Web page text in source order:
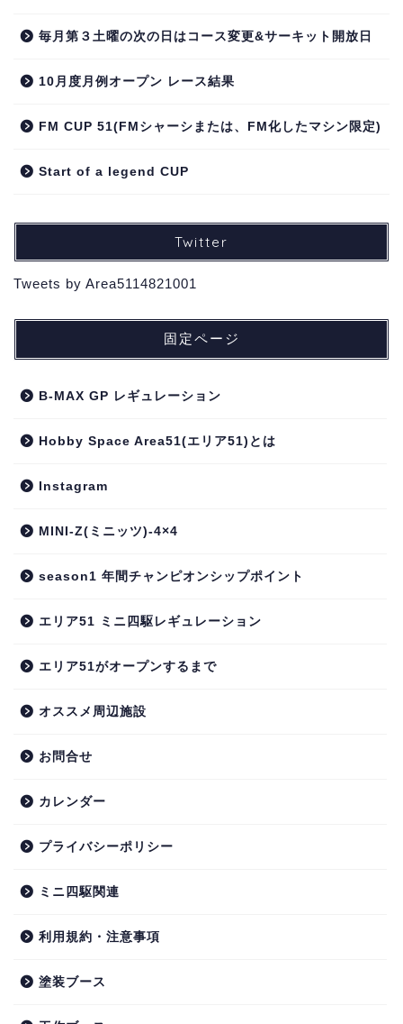
毎月第３土曜の次の日はコース変更&サーキット開放日
10月度月例オープン レース結果
FM CUP 51(FMシャーシまたは、FM化したマシン限定)
Start of a legend CUP
Twitter
Tweets by Area5114821001
固定ページ
B-MAX GP レギュレーション
Hobby Space Area51(エリア51)とは
Instagram
MINI-Z(ミニッツ)-4×4
season1 年間チャンピオンシップポイント
エリア51 ミニ四駆レギュレーション
エリア51がオープンするまで
オススメ周辺施設
お問合せ
カレンダー
プライバシーポリシー
ミニ四駆関連
利用規約・注意事項
塗装ブース